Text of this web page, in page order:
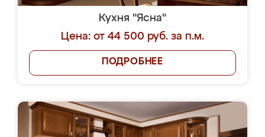
Кухня "Ясна"
Цена: от 44 500 руб. за п.м.
ПОДРОБНЕЕ